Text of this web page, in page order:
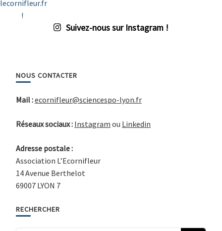
Suivez-nous sur Instagram !
NOUS CONTACTER
Mail :ecornifleur@sciencespo-lyon.fr
Réseaux sociaux : Instagram ou Linkedin
Adresse postale :
Association L’Ecornifleur
14 Avenue Berthelot
69007 LYON 7
RECHERCHER